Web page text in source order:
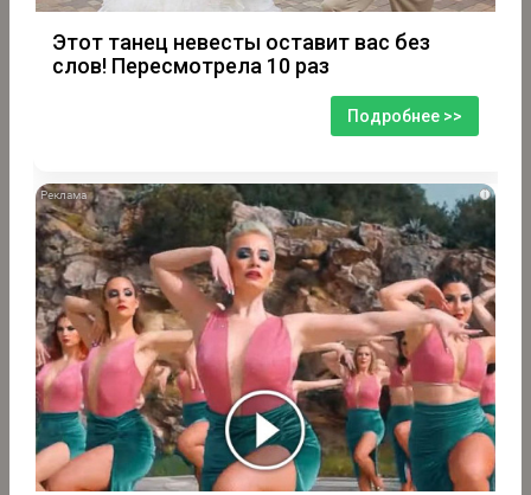
Этот танец невесты оставит вас без
слов! Пересмотрела 10 раз
Подробнее >>
i